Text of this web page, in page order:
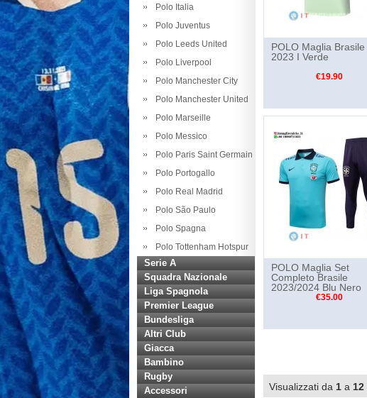
Polo Italia
Polo Juventus
Polo Leeds United
Polo Liverpool
Polo Manchester City
Polo Manchester United
Polo Marseille
Polo Messico
Polo Paris Saint Germain
Polo Portogallo
Polo Real Madrid
Polo São Paulo
Polo Spagna
Polo Tottenham Hotspur
Serie A
Squadra Nazionale
Liga Spagnola
Premier League
Bundesliga
Altri Club
Giacca
Bambino
Rugby
Accessori
POLO Maglia Brasile
2023 I Verde
€19.90
POLO Maglia Set
Completo Brasile
2023/2024 Blu Nero
€35.00
Visualizzati da 1 a 12